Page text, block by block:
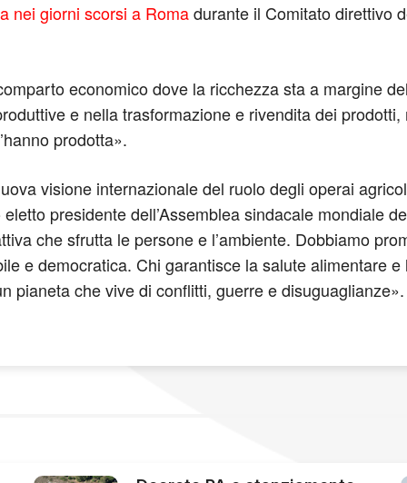
nei giorni scorsi a Romadurante il Comitato direttivo
economico dove la ricchezza sta a margine
e nella trasformazione e rivendita dei
prodotta».
visione internazionale del ruolo degli operai
presidente dell’Assemblea sindacale mondiale
che sfrutta le persone e l’ambiente. Dobbiamo
e democratica. Chi garantisce la salute alimentare e
pianeta che vive di conflitti, guerre e disuguaglianze».